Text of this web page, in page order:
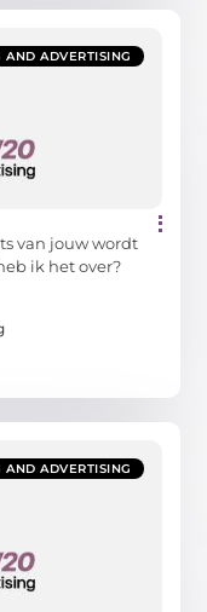
ADVERTISING
van jouw wordt
ik het over?
ADVERTISING